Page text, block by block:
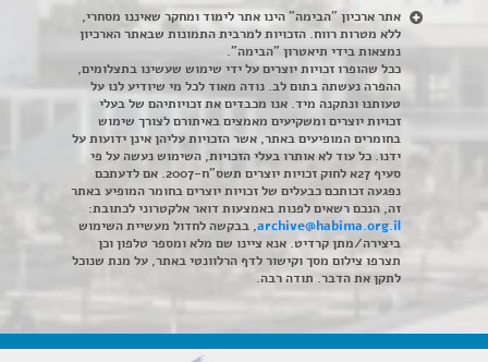
אתר ארכיון "הבימה" הינו אתר לימוד ומחקר שאיננו מסחרי,
ללא מטרות רווח. הזכויות למרבית התמונות שבאתר הארכיון
נמצאות בידי תיאטרון "הבימה".
ככל שהופרו זכויות יוצרים על ידי שימוש שעשינו בתצלומים,
ההפרה נעשתה בתום לב. נודה מאוד לכל מי שיודיע לנו על
טעותנו ונתקנה מיד. אנו מכבדים את זכויותיהם של בעלי
זכויות יוצרים ומשקיעים מאמצים באיתורם לצורך שימוש
בחומרים המופיעים באתר, אשר הזכויות עליהן אינן ידועות על
ידנו. כל עוד לא אותרו בעלי הזכויות, השימוש נעשה על פי
סעיף 27א לחוק זכויות יוצרים תשס"ח-2007. אם לדעתכם
נפגעה זכותכם כבעלים של זכויות יוצרים בחומר המופיע באתר
זה, הנכם רשאים לפנות באמצעות דואר אלקטרוני לכתובת:
archive@habima.org.il, בבקשה לחדול מעשיית השימוש
ביצירה/מתן קרדיט. אנא ציינו שם מלא ומספר טלפון וכן
תצרפו צילום מסך וקישור לדף הרלוונטי באתר, על מנת שנוכל
לתקן את הדבר. תודה רבה.